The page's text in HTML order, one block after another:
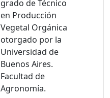
grado de Técnico
en Producción
Vegetal Orgánica
otorgado por la
Universidad de
Buenos Aires.
Facultad de
Agronomía.